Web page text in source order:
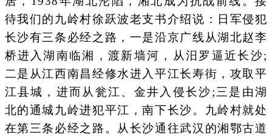
待我们的九岭村徐跃波老支书介绍说：日军侵犯
长沙有三条必经之路，一是沿京广线从湖北赵李
桥进入湖南临湘，渡新墙河，从汨罗逼近长沙;
二是从江西南昌经修水进入平江长寿街，攻取平
江县城，进而从瓮江、金井入侵长沙;三是由湖
北的通城九岭进犯平江，南下长沙。九岭村就处
在第三条必经之路。从长沙通往武汉的湘鄂古道